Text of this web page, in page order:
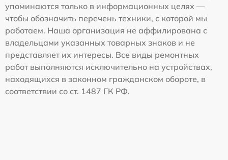
упоминаются только в информационных целях —
чтобы обозначить перечень техники, с которой мы
работаем. Наша организация не аффилирована с
владельцами указанных товарных знаков и не
представляет их интересы. Все виды ремонтных
работ выполняются исключительно на устройствах,
находящихся в законном гражданском обороте, в
соответствии со ст. 1487 ГК РФ.